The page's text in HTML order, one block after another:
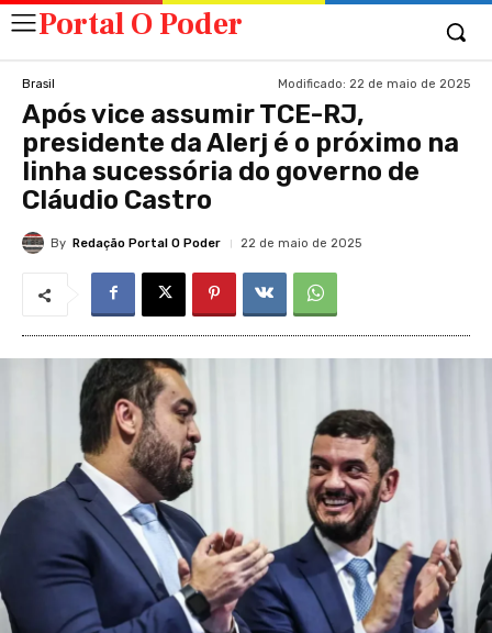
Portal O Poder
Brasil Modificado: 22 de maio de 2025
Após vice assumir TCE-RJ,
presidente da Alerj é o próximo na
linha sucessória do governo de
Cláudio Castro
By Redação Portal O Poder 22 de maio de 2025